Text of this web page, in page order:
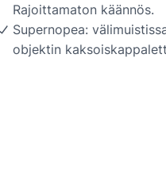
Rajoittamaton käännös.
Supernopea:
objektin